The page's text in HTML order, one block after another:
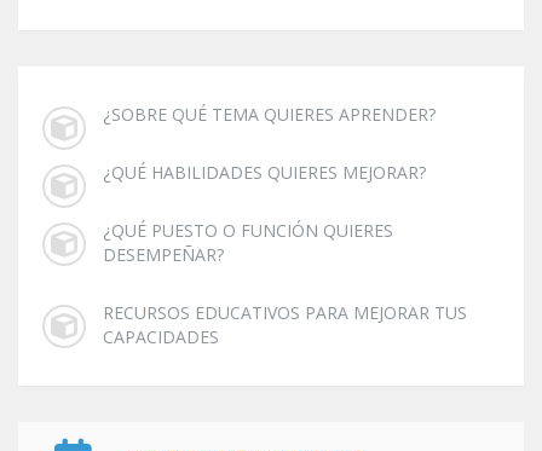
¿SOBRE QUÉ TEMA QUIERES APRENDER?
¿QUÉ HABILIDADES QUIERES MEJORAR?
¿QUÉ PUESTO O FUNCIÓN QUIERES
DESEMPEÑAR?
RECURSOS EDUCATIVOS PARA MEJORAR TUS
CAPACIDADES